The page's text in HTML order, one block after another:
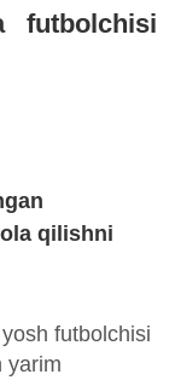
qilishni
futbolchisi
yarim